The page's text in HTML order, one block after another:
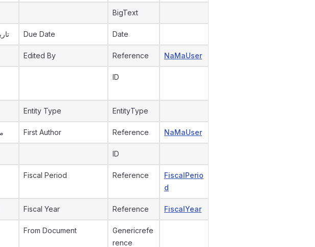
BigText
Due Date Date
Edited By Reference NaMaUser
ID
Entity Type EntityType
First Author Reference NaMaUser
ID
Fiscal Period Reference
FiscalPerio
d
Fiscal Year Reference FiscalYear
From Document
Genericrefe
rence